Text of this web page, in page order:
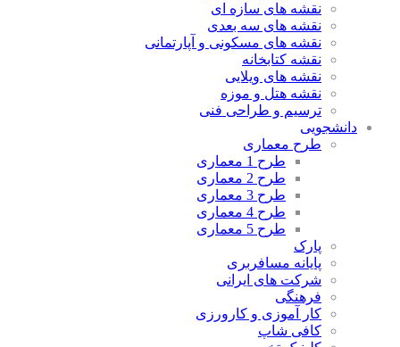
نقشه های سازه ای
نقشه های سه بعدی
نقشه های مسکونی و آپارتمانی
نقشه کتابخانه
نقشه های ویلایی
نقشه هتل و موزه
ترسیم و طراحی فنی
دانشجویی
طرح معماری
طرح 1 معماری
طرح 2 معماری
طرح 3 معماری
طرح 4 معماری
طرح 5 معماری
پارک
پایانه مسافربری
شرکت های ایرانی
فرهنگی
کار آموزی و کارورزی
کافی شاپ